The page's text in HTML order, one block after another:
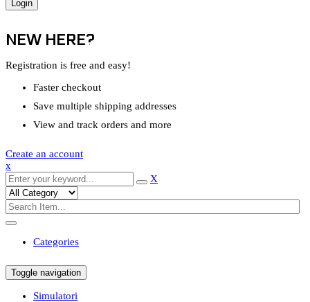
NEW HERE?
Registration is free and easy!
Faster checkout
Save multiple shipping addresses
View and track orders and more
Create an account
x
X
Categories
Toggle navigation
Simulatori